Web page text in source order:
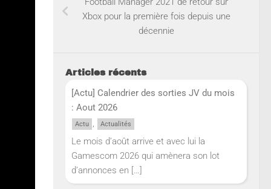
Xbox pour la première fois depuis une
décennie
Articles récents
[Actu] Calendrier des sorties JV du mois
: Aout 2026
Actu , Actualités
Le mois d’août arrive et avec lui la
Gamescom 2026 qui amènera son lot
d’annonces en […]